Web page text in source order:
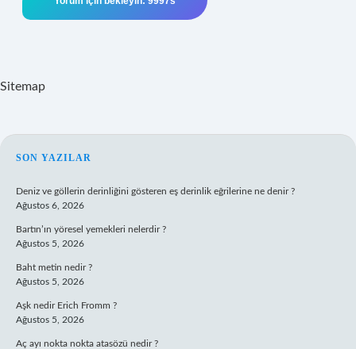
Sitemap
SIDEBAR
SON YAZILAR
Deniz ve göllerin derinliğini gösteren eş derinlik eğrilerine ne denir ?
Ağustos 6, 2026
Bartın’ın yöresel yemekleri nelerdir ?
Ağustos 5, 2026
Baht metin nedir ?
Ağustos 5, 2026
Aşk nedir Erich Fromm ?
Ağustos 5, 2026
Aç ayı nokta nokta atasözü nedir ?